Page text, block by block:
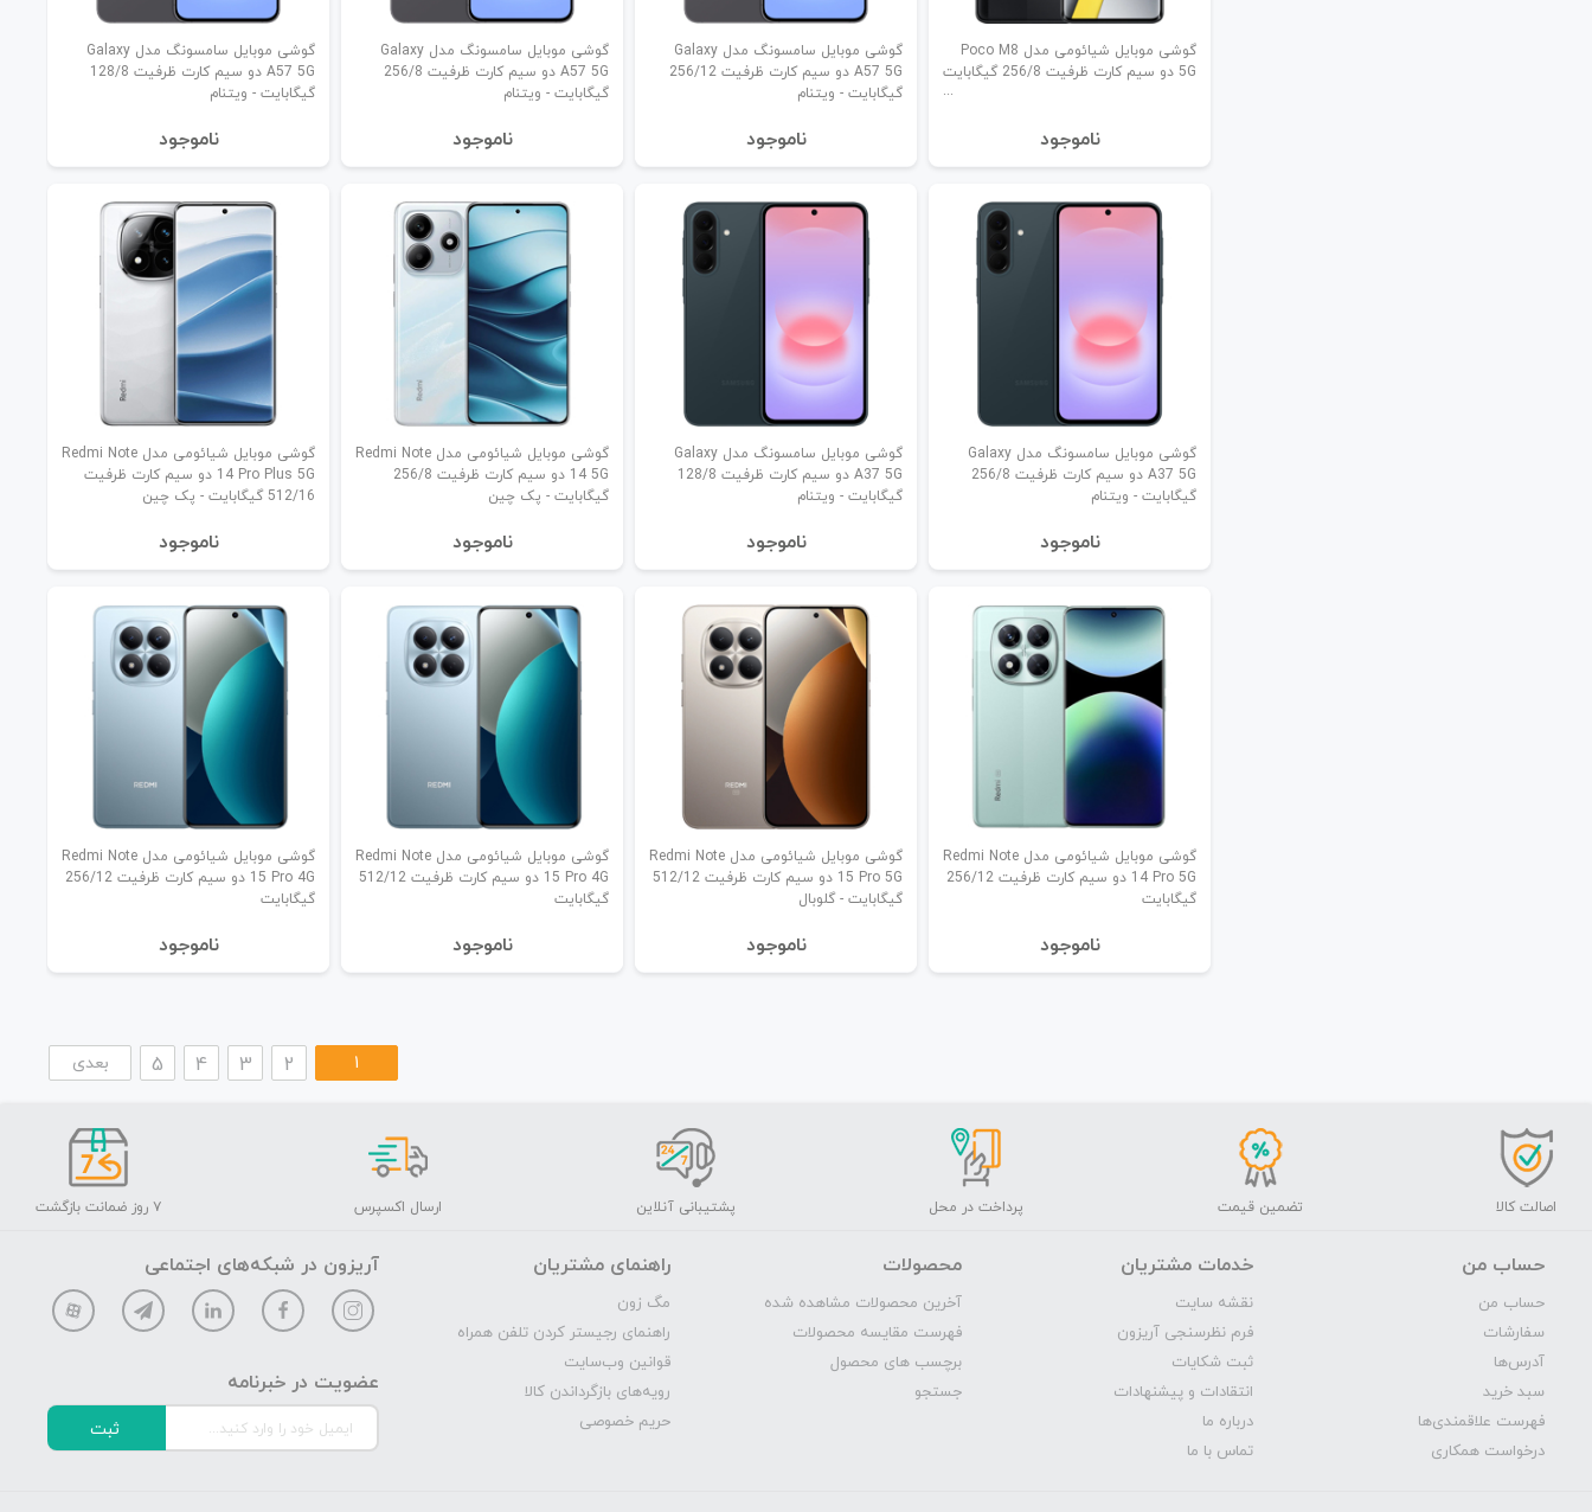
گوشی موبایل شیائومی مدل Poco M8
5G دو سیم کارت ظرفیت 256/8 گیگابایت
نا‌موجود
گوشی موبایل سامسونگ مدل Galaxy
A57 5G دو سیم کارت ظرفیت 256/12
گیگابایت - ویتنام
نا‌موجود
گوشی موبایل سامسونگ مدل Galaxy
A57 5G دو سیم کارت ظرفیت 256/8
گیگابایت - ویتنام
نا‌موجود
گوشی موبایل سامسونگ مدل Galaxy
A57 5G دو سیم کارت ظرفیت 128/8
گیگابایت - ویتنام
نا‌موجود
گوشی موبایل سامسونگ مدل Galaxy
A37 5G دو سیم کارت ظرفیت 256/8
گیگابایت - ویتنام
نا‌موجود
گوشی موبایل سامسونگ مدل Galaxy
A37 5G دو سیم کارت ظرفیت 128/8
گیگابایت - ویتنام
نا‌موجود
گوشی موبایل شیائومی مدل Redmi Note
14 5G دو سیم کارت ظرفیت 256/8
گیگابایت - پک چین
نا‌موجود
گوشی موبایل شیائومی مدل Redmi Note
14 Pro Plus 5G دو سیم کارت ظرفیت
512/16 گیگابایت - پک چین
نا‌موجود
گوشی موبایل شیائومی مدل Redmi Note
14 Pro 5G دو سیم کارت ظرفیت 256/12
گیگابایت
نا‌موجود
گوشی موبایل شیائومی مدل Redmi Note
15 Pro 5G دو سیم کارت ظرفیت 512/12
گیگابایت - گلوبال
نا‌موجود
گوشی موبایل شیائومی مدل Redmi Note
15 Pro 4G دو سیم کارت ظرفیت 512/12
گیگابایت
نا‌موجود
گوشی موبایل شیائومی مدل Redmi Note
15 Pro 4G دو سیم کارت ظرفیت 256/12
گیگابایت
نا‌موجود
1
2
3
4
5 بعدی
اصالت کالا تضمین قیمت پرداخت در محل پشتیبانی آنلاین ارسال اکسپرس ۷ روز ضمانت بازگشت
حساب من
حساب من
سفارشات
آدرس‌ها
سبد خرید
فهرست علاقمندی‌ها
درخواست همکاری
خدمات مشتریان
نقشه سایت
فرم نظرسنجی آریزون
ثبت شکایات
انتقادات و پیشنهادات
درباره ما
تماس با ما
محصولات
آخرین محصولات مشاهده شده
فهرست مقایسه محصولات
برچسب های محصول
جستجو
راهنمای مشتریان
مگ‌ زون
راهنمای رجیستر کردن تلفن همراه
قوانین وب‌سایت
رویه‌‌های بازگرداندن کالا
حریم خصوصی
آریزون در شبکه‌های اجتماعی
عضویت در خبرنامه
ثبت